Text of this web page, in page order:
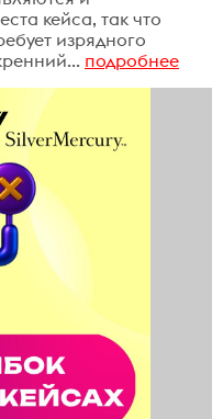
кейса, так что
изрядного
подробнее